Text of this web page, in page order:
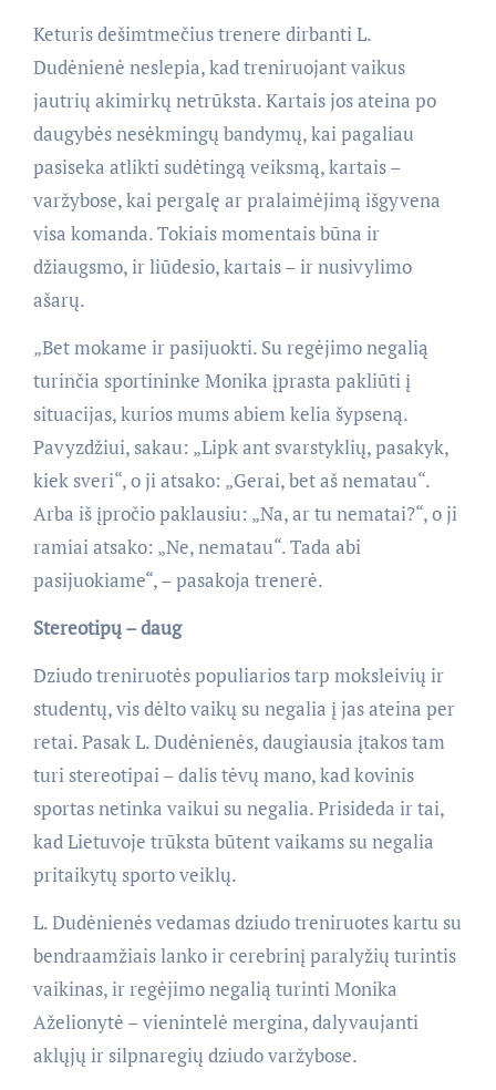
Keturis dešimtmečius trenere dirbanti L.
Dudėnienė neslepia, kad treniruojant vaikus
jautrių akimirkų netrūksta. Kartais jos ateina po
daugybės nesėkmingų bandymų, kai pagaliau
pasiseka atlikti sudėtingą veiksmą, kartais –
varžybose, kai pergalę ar pralaimėjimą išgyvena
visa komanda. Tokiais momentais būna ir
džiaugsmo, ir liūdesio, kartais – ir nusivylimo
ašarų.
„Bet mokame ir pasijuokti. Su regėjimo negalią
turinčia sportininke Monika įprasta pakliūti į
situacijas, kurios mums abiem kelia šypseną.
Pavyzdžiui, sakau: „Lipk ant svarstyklių, pasakyk,
kiek sveri“, o ji atsako: „Gerai, bet aš nematau“.
Arba iš įpročio paklausiu: „Na, ar tu nematai?“, o ji
ramiai atsako: „Ne, nematau“. Tada abi
pasijuokiame“, – pasakoja trenerė.
Stereotipų – daug
Dziudo treniruotės populiarios tarp moksleivių ir
studentų, vis dėlto vaikų su negalia į jas ateina per
retai. Pasak L. Dudėnienės, daugiausia įtakos tam
turi stereotipai – dalis tėvų mano, kad kovinis
sportas netinka vaikui su negalia. Prisideda ir tai,
kad Lietuvoje trūksta būtent vaikams su negalia
pritaikytų sporto veiklų.
L. Dudėnienės vedamas dziudo treniruotes kartu su
bendraamžiais lanko ir cerebrinį paralyžių turintis
vaikinas, ir regėjimo negalią turinti Monika
Aželionytė – vienintelė mergina, dalyvaujanti
aklųjų ir silpnaregių dziudo varžybose.